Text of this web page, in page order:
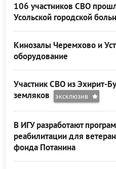
106 участников СВО
Усольской городской
Кинозалы Черемхово и
оборудование
Участник СВО из Эхирит-
земляков
эксклюзив
В ИГУ разработают
реабилитации для
фонда Потанина